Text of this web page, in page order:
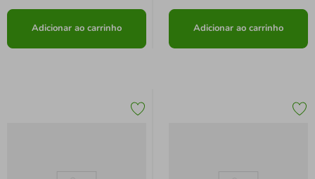
Adicionar ao carrinho Adicionar ao carrinho